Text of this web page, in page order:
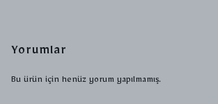
Yorumlar
Bu ürün için henüz yorum yapılmamış.